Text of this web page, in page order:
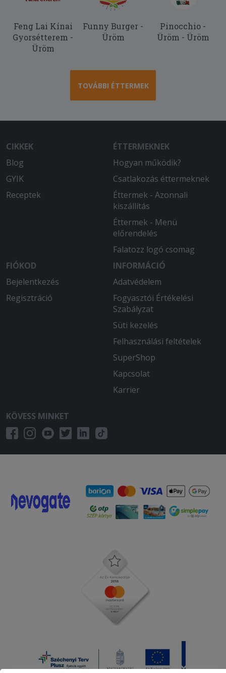
Feng Lai Kínai
Gyorsétterem -
Üröm
Funny Burger -
Üröm
Pinocchio -
Üröm - Üröm
TOVÁBBI ÉTTERMEK
CIKKEK
Blog
GYIK
Receptek
ÉTTERMEKNEK
Hogyan működik?
Csatlakozás éttermeknek
Éttermek - Azonnali
kiszállítás
Éttermek - Menü
előrendelés
Falatozz logó csomag
FIÓKOD
Bejelentkezés
Regisztráció
INFORMÁCIÓ
Adatvédelem
Fogyasztói Értékelési
Szabályzat
Süti kezelés
Felhasználási feltételek
SuperShop
Kapcsolat
Karrier
KÖVESS MINKET